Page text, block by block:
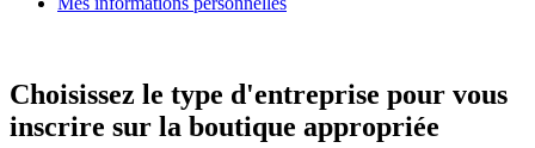
Choisissez le type d'entreprise pour vous
inscrire sur la boutique appropriée